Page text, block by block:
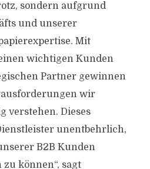
sondern aufgrund
und unserer
Mit
wichtigen Kunden
Partner gewinnen
wir
verstehen. Dieses
unentbehrlich,
B2B Kunden
können“, sagt